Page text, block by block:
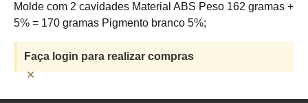
Molde com 2 cavidades Material ABS Peso 162 gramas +
5% = 170 gramas Pigmento branco 5%;
Faça login para realizar compras
×